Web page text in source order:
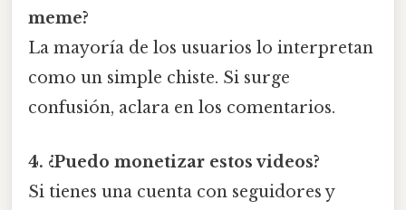
meme?
La mayoría de los usuarios lo interpretan
como un simple chiste. Si surge
confusión, aclara en los comentarios.
4. ¿Puedo monetizar estos videos?
Si tienes una cuenta con seguidores y